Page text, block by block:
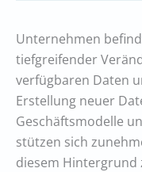
Unternehmen
tiefgreifender
verfügbaren Daten
Erstellung neuer
Geschäftsmodelle
stützen sich
diesem Hintergrund